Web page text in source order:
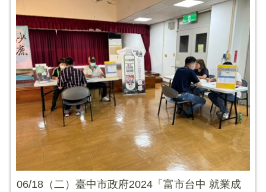
06/18（二）臺中市政府2024「富市台中 就業成